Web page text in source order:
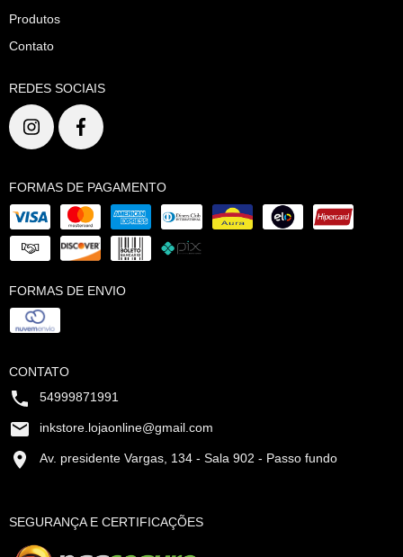
Produtos
Contato
REDES SOCIAIS
FORMAS DE PAGAMENTO
FORMAS DE ENVIO
CONTATO
54999871991
inkstore.lojaonline@gmail.com
Av. presidente Vargas, 134 - Sala 902 - Passo fundo
SEGURANÇA E CERTIFICAÇÕES